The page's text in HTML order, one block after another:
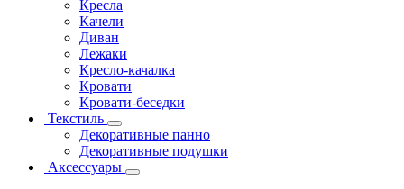
Кресла
Качели
Диван
Лежаки
Кресло-качалка
Кровати
Кровати-беседки
Текстиль
Декоративные панно
Декоративные подушки
Аксессуары